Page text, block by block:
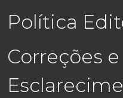
Política
Correções e